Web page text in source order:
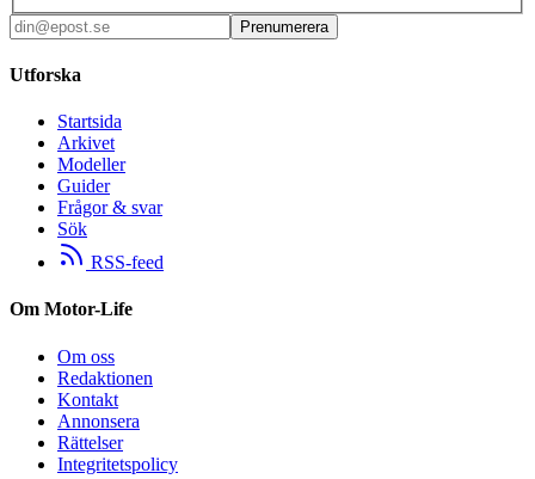
Prenumerera
Utforska
Startsida
Arkivet
Modeller
Guider
Frågor & svar
Sök
RSS-feed
Om Motor-Life
Om oss
Redaktionen
Kontakt
Annonsera
Rättelser
Integritetspolicy